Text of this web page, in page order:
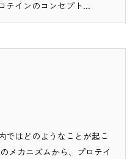
テインのコンセプト...
ではどのようなことが起こ
メカニズムから、プロテイ